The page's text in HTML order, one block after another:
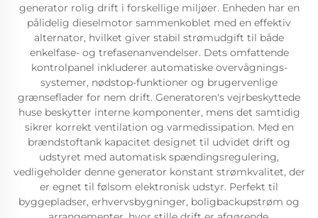
generator rolig drift i forskellige miljøer. Enheden har en
pålidelig dieselmotor sammenkoblet med en effektiv
alternator, hvilket giver stabil strømudgift til både
enkelfase- og trefasenanvendelser. Dets omfattende
kontrolpanel inkluderer automatiske overvågnings-
systemer, nødstop-funktioner og brugervenlige
grænseflader for nem drift. Generatoren's vejrbeskyttede
huse beskytter interne komponenter, mens det samtidig
sikrer korrekt ventilation og varmedissipation. Med en
brændstoftank kapacitet designet til udvidet drift og
udstyret med automatisk spændingsregulering,
vedligeholder denne generator konstant strømkvalitet, der
er egnet til følsom elektronisk udstyr. Perfekt til
byggepladser, erhvervsbygninger, boligbackupstrøm og